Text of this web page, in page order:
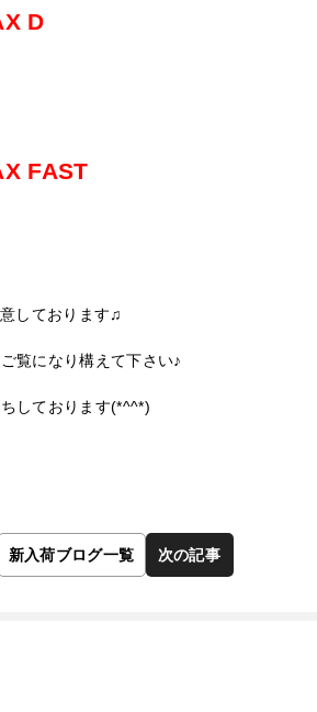
D
FAST
しております♫
覧になり構えて下さい♪
しております(*^^*)
新入荷ブログ一覧 次の記事